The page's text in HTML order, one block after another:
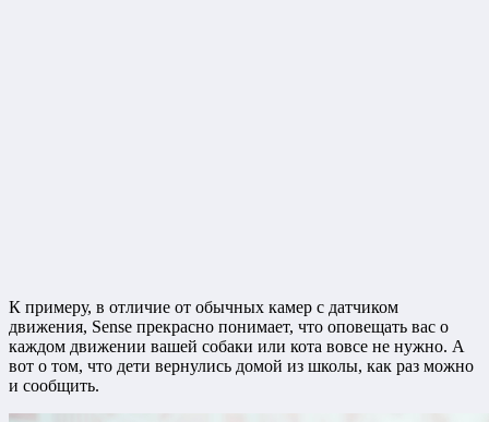
К примеру, в отличие от обычных камер с датчиком
движения, Sense прекрасно понимает, что оповещать вас о
каждом движении вашей собаки или кота вовсе не нужно. А
вот о том, что дети вернулись домой из школы, как раз можно
и сообщить.